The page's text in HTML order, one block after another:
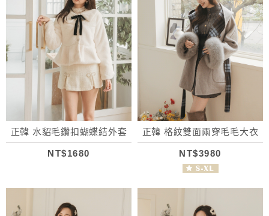
正韓 水貂毛鑽扣蝴蝶結外套
NT$1680
正韓 格紋雙面兩穿毛毛大衣
NT$3980